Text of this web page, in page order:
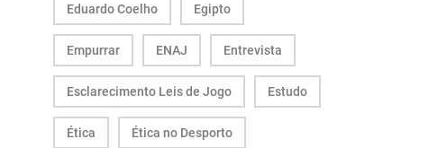
Eduardo Coelho Egipto
Empurrar ENAJ Entrevista
Esclarecimento Leis de Jogo Estudo
Ética Ética no Desporto